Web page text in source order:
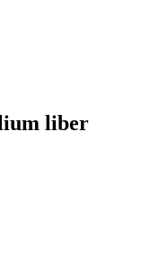
liber